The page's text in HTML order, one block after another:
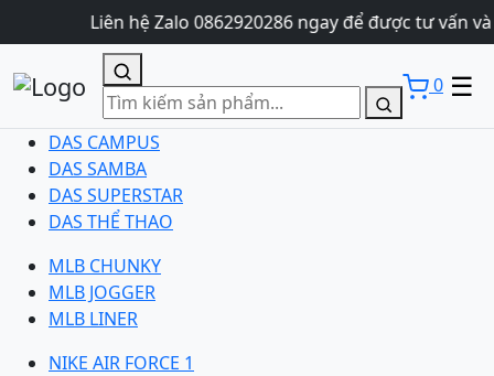
Liên hệ Zalo 0862920286 ngay để được tư vấn và
0 ☰
DAS CAMPUS
DAS SAMBA
DAS SUPERSTAR
DAS THỂ THAO
MLB CHUNKY
MLB JOGGER
MLB LINER
NIKE AIR FORCE 1